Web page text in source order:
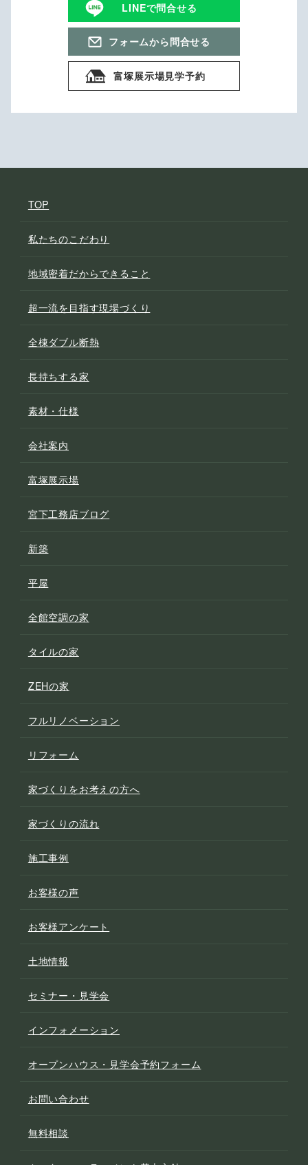
LINEで問合せる
フォームから問合せる
富塚展示場見学予約
TOP
私たちのこだわり
地域密着だからできること
超一流を目指す現場づくり
全棟ダブル断熱
長持ちする家
素材・仕様
会社案内
富塚展示場
宮下工務店ブログ
新築
平屋
全館空調の家
タイルの家
ZEHの家
フルリノベーション
リフォーム
家づくりをお考えの方へ
家づくりの流れ
施工事例
お客様の声
お客様アンケート
土地情報
セミナー・見学会
インフォメーション
オープンハウス・見学会予約フォーム
お問い合わせ
無料相談